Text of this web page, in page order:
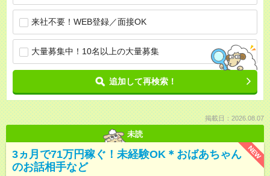
来社不要！WEB登録／面接OK
大量募集中！10名以上の大量募集
追加して再検索！
掲載日：2026.08.07
未読
NEW
3ヵ月で71万円稼ぐ！未経験OK＊おばあちゃん
のお話相手など